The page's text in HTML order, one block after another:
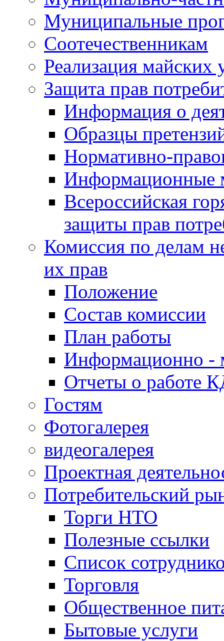
Муниципальные
Соотечественникам
Реализация майских
Защита прав
Информация о
Образцы
Нормативно-
Информационные
Всероссийская
защиты прав
Комиссия по делам
их прав
Положение
Состав комиссии
План работы
Информационно -
Отчеты о работе
Гостям
Фотогалерея
видеогалерея
Проектная
Потребительский
Торги НТО
Полезные ссылки
Список
Торговля
Общественное
Бытовые услуги